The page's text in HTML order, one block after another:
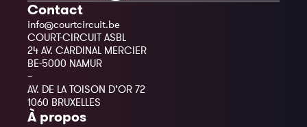
Contact
info@courtcircuit.be
COURT-CIRCUIT ASBL
24 AV. CARDINAL MERCIER
BE-5000 NAMUR
–
AV. DE LA TOISON D’OR 72
1060 BRUXELLES
À propos